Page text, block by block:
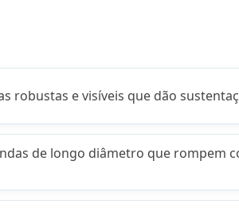
robustas e visíveis que dão
de longo diâmetro que rompem